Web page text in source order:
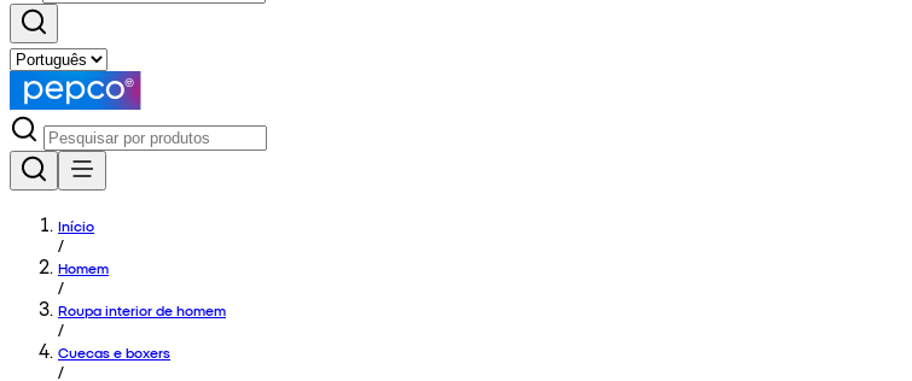
Início
/
Homem
/
Roupa interior de homem
/
Cuecas e boxers
/